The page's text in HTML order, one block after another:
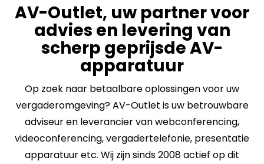
AV-Outlet, uw partner voor
advies en levering van
scherp geprijsde AV-
apparatuur
Op zoek naar betaalbare oplossingen voor uw
vergaderomgeving? AV-Outlet is uw betrouwbare
adviseur en leverancier van webconferencing,
videoconferencing, vergadertelefonie, presentatie
apparatuur etc. Wij zijn sinds 2008 actief op dit